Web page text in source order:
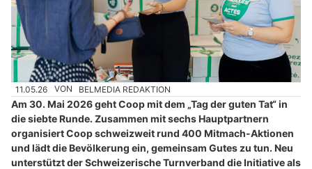
11.05.26 VON BELMEDIA REDAKTION
Am 30. Mai 2026 geht Coop mit dem „Tag der guten Tat“ in
die siebte Runde. Zusammen mit sechs Hauptpartnern
organisiert Coop schweizweit rund 400 Mitmach-Aktionen
und lädt die Bevölkerung ein, gemeinsam Gutes zu tun. Neu
unterstützt der Schweizerische Turnverband die Initiative als